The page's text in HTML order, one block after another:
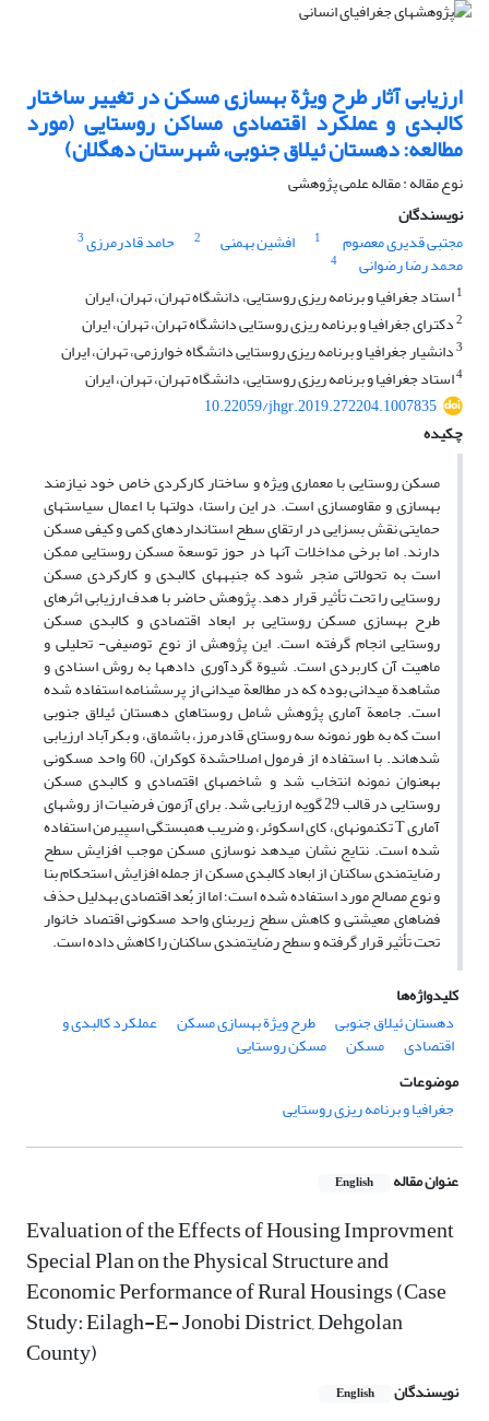
ارزیابی آثار طرح ویژة بهسازی مسکن در تغییر ساختار
کالبدی و عملکرد اقتصادی مساکن روستایی (مورد
مطالعه: دهستان ئیلاق جنوبی، شهرستان دهگلان)
نوع مقاله : مقاله علمی پژوهشی
نویسندگان
مجتبی قدیری معصوم
1 افشین بهمنی 2 حامد قادرمرزی3
محمد رضا رضوانی
4
1استاد جغرافیا و برنامه‏ ریزی روستایی، دانشگاه تهران، تهران، ایران
2دکترای جغرافیا و برنامه ‏ریزی روستایی دانشگاه تهران، تهران، ایران
3دانشیار جغرافیا و برنامه ‏ریزی روستایی دانشگاه خوارزمی، تهران، ایران
4استاد جغرافیا و برنامه ریزی روستایی، دانشگاه تهران، تهران، ایران
10.22059/jhgr.2019.272204.1007835
چکیده
مسکن روستایی با معماری ویژه و ساختار کارکردی خاص خود نیازمند
بهسازی و مقاوم‏سازی است. در این راستا، دولت‏ها با اعمال سیاست‏های
حمایتی نقش بسزایی در ارتقای سطح استانداردهای کمی و کیفی مسکن
دارند. اما برخی مداخلات آن‏ها در حوز توسعة مسکن روستایی ممکن
است به تحولاتی منجر شود که جنبه‏های کالبدی و کارکردی مسکن
روستایی را تحت تأثیر قرار دهد. پژوهش حاضر با هدف ارزیابی اثرهای
طرح بهسازی مسکن روستایی بر ابعاد اقتصادی و کالبدی مسکن
روستایی انجام گرفته است. این پژوهش از نوع توصیفی- تحلیلی و
ماهیت آن کاربردی است. شیوة گردآوری داده‏ها به روش اسنادی و
مشاهدة میدانی بوده که در مطالعة میدانی از پرسش‏نامه استفاده شده
است. جامعة آماری پژوهش شامل روستاهای دهستان ئیلاق جنوبی
است که به طور نمونه سه روستای قادرمرز، باشماق، و بکرآباد ارزیابی
شده‏اند. با استفاده از فرمول اصلاح‏شدة کوکران، 60 واحد مسکونی
به‏عنوان نمونه انتخاب شد و شاخص‏های اقتصادی و کالبدی مسکن
روستایی در قالب 29 گویه ارزیابی شد. برای آزمون فرضیات از روش‏های
آماری T تک‏نمونه‏ای، کای اسکوئر، و ضریب همبستگی اسپیرمن استفاده
شده است. نتایج نشان می‏دهد نوسازی مسکن موجب افزایش سطح
رضایتمندی ساکنان از ابعاد کالبدی مسکن از جمله افزایش استحکام بنا
و نوع مصالح مورد استفاده ‏شده است؛ اما از بُعد اقتصادی به‏دلیل حذف
فضاهای معیشتی و کاهش سطح زیربنای واحد مسکونی اقتصاد خانوار
تحت تأثیر قرار گرفته و سطح رضایتمندی ساکنان را کاهش داده است.
کلیدواژه‌ها
دهستان ئیلاق جنوبی
طرح ویژة بهسازی مسکن عملکرد کالبدی و
اقتصادی مسکن
مسکن روستایی
موضوعات
جغرافیا و برنامه ریزی روستایی
عنوان مقاله English
Evaluation of the Effects of Housing Improvment
Special Plan on the Physical Structure and
Economic Performance of Rural Housings (Case
Study: Eilagh-E- Jonobi District, Dehgolan
County)
نویسندگان English